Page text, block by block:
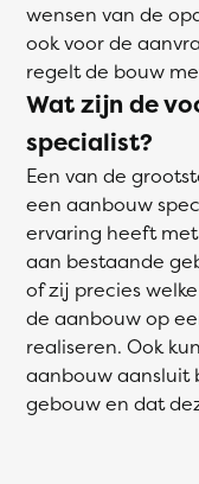
wensen van de
ook voor de
regelt de bouw
Wat zijn de
specialist?
Een van de
een aanbouw
ervaring heeft
aan bestaande
of zij precies
de aanbouw op
realiseren. Ook
aanbouw aansluit
gebouw en dat